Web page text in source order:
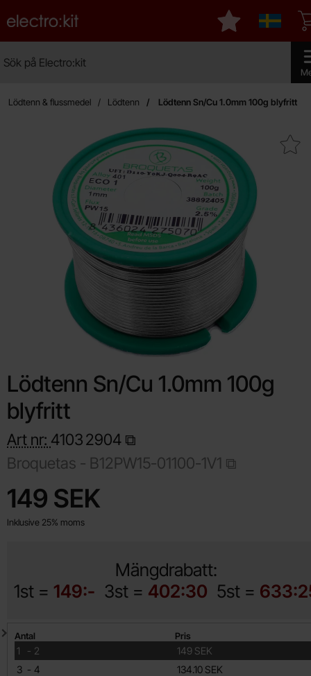
Startsidan för Electro:kit
Sverige
Mina favoriter
Lödtenn & flussmedel Lödtenn Lödtenn Sn/Cu 1.0mm 100g blyfritt
Makera lödtenn Sn/Cu 1.0mm
Lödtenn Sn/Cu 1.0mm 100g
blyfritt
Art nr: 41032904
Broquetas - B12PW15-01100-1V1
pris
149 SEK
Inklusive 25% moms
Mängdrabatt:
1st = 149:- 3st = 402:30 5st =
Mängdrabatt
Antal Pris
1 -
till 2
149 SEK
3 -
till 4
134.10 SEK